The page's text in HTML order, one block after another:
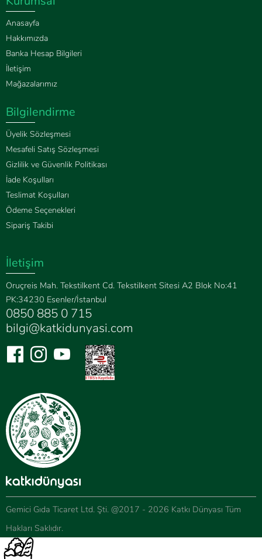
Anasayfa
Hakkımızda
Banka Hesap Bilgileri
İletişim
Mağazalarımız
Bilgilendirme
Üyelik Sözleşmesi
Mesafeli Satış Sözleşmesi
Gizlilik ve Güvenlik Politikası
İade Koşulları
Teslimat Koşulları
Ödeme Seçenekleri
Sipariş Takibi
İletişim
Oruçreis Mah. Tekstilkent Cd. Tekstilkent Sitesi A2 Blok No:41
PK:34230 Esenler/İstanbul
0850 885 0 715
bilgi@katkidunyasi.com
Gemici Gıda Ticaret Ltd. Şti. @2017 - 2026 Katkı Dünyası Tüm
Hakları Saklıdır.